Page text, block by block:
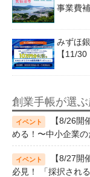
事業費
みずほ
【11/
創業手帳が選
【8/26
める！〜中小企業の
【8/27
必見！ 「採択され